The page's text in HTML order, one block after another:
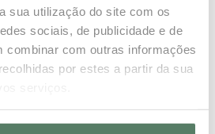
sua utilização do site com os
sociais, de publicidade e de
combinar com outras informações
por estes a partir da sua
para banhos de sol e refeições
do golfe.
RESERVE JÁ